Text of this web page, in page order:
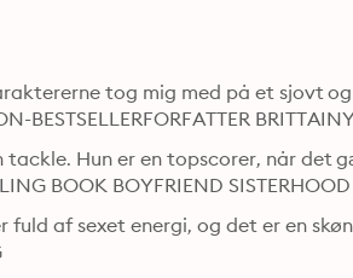
tog mig med på et sjovt
tackle. Hun er en topscorer, når det
BOOK BOYFRIEND SISTERHOOD
fuld af sexet energi, og det er en skøn